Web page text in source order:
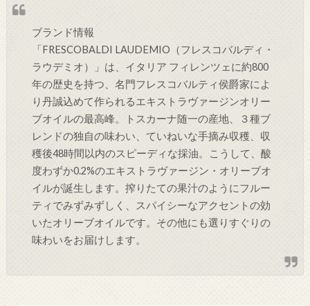
ブランド情報
「FRESCOBALDI LAUDEMIO（フレスコバルディ・
ラウデミオ）」は、イタリア フィレンツェに約800
年の歴史を持つ、名門フレスコバルティ侯爵家によ
り丹誠込めて作られるエキストラヴァージンオリー
ブオイルの最高峰。トスカーナ随一の産地、３種ブ
レンドの独自の味わい、ていねいな手摘み収穫、収
穫後48時間以内のスピーディな採油。こうして、酸
度わずか0.2%のエキストラヴァージン・オリーブオ
イルが誕生します。搾りたての果汁のようにフルー
ティでみずみずしく、スパイシーなアクセントの効
いたオリーブオイルです。その他にも選りすぐりの
味わいをお届けします。